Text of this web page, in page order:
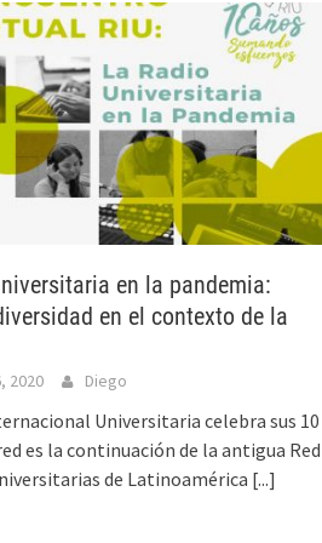
en la pandemia:
en el contexto de la
2020 Diego
Universitaria celebra sus 10
es la continuación de la antigua Red
de Latinoamérica [...]